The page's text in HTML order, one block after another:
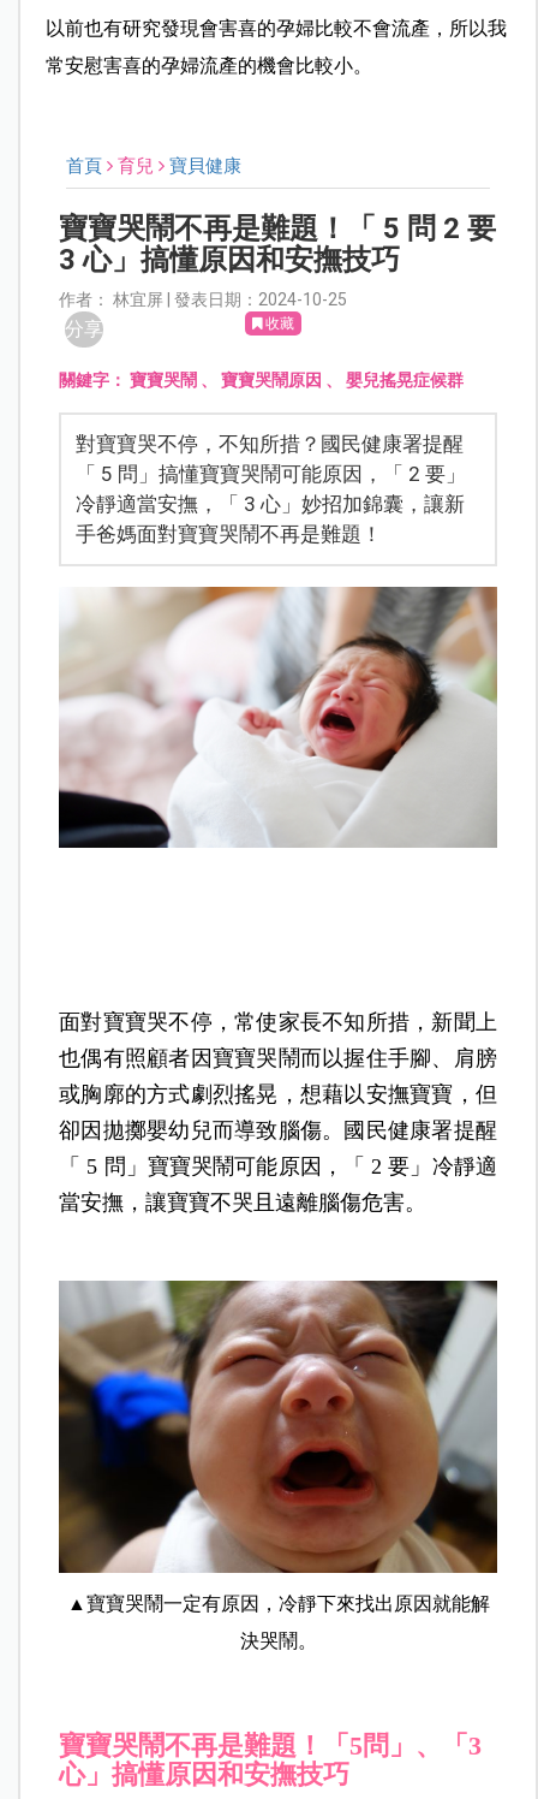
以前也有研究發現會害喜的孕婦比較不會流產，所以我
常安慰害喜的孕婦流產的機會比較小。
首頁 育兒 寶貝健康
寶寶哭鬧不再是難題！「 5 問 2 要
3 心」搞懂原因和安撫技巧
作者： 林宜屏 | 發表日期：2024-10-25
分享 收藏
關鍵字：寶寶哭鬧 、寶寶哭鬧原因 、嬰兒搖晃症候群
對寶寶哭不停，不知所措？國民健康署提醒
「 5 問」搞懂寶寶哭鬧可能原因，「 2 要」
冷靜適當安撫，「 3 心」妙招加錦囊，讓新
手爸媽面對寶寶哭鬧不再是難題！
面對寶寶哭不停，常使家長不知所措，新聞上
也偶有照顧者因寶寶哭鬧而以握住手腳、肩膀
或胸廓的方式劇烈搖晃，想藉以安撫寶寶，但
卻因拋擲嬰幼兒而導致腦傷。國民健康署提醒
「 5 問」寶寶哭鬧可能原因，「 2 要」冷靜適
當安撫，讓寶寶不哭且遠離腦傷危害。
▲寶寶哭鬧一定有原因，冷靜下來找出原因就能解
決哭鬧。
寶寶哭鬧不再是難題！「5問」、「3
心」搞懂原因和安撫技巧